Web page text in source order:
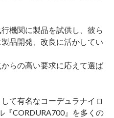
機関に製品を試供し、彼ら
品開発、改良に活かしてい
らの高い要求に応えて選ば
て有名なコーデュラナイロ
『CORDURA700』を多くの